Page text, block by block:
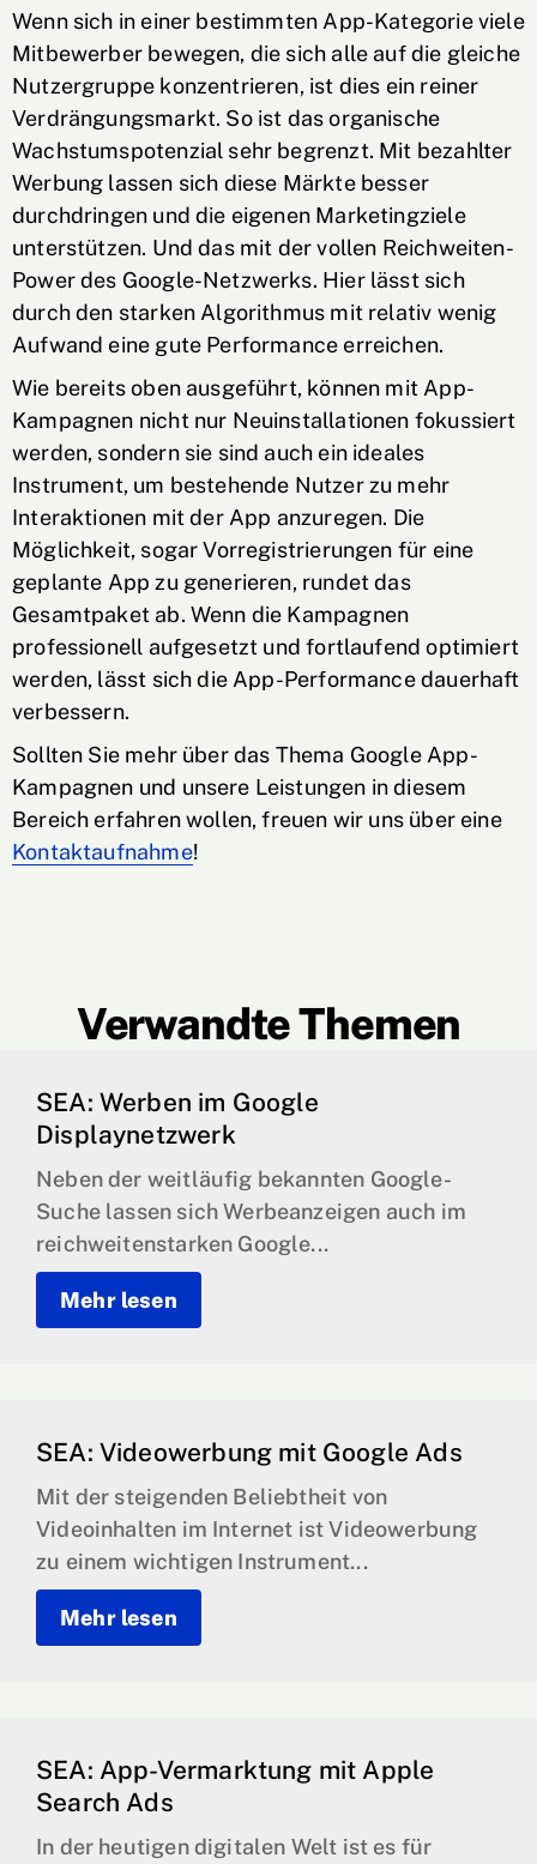
Wenn sich in einer bestimmten App-Kategorie viele
Mitbewerber bewegen, die sich alle auf die gleiche
Nutzergruppe konzentrieren, ist dies ein reiner
Verdrängungsmarkt. So ist das organische
Wachstumspotenzial sehr begrenzt. Mit bezahlter
Werbung lassen sich diese Märkte besser
durchdringen und die eigenen Marketingziele
unterstützen. Und das mit der vollen Reichweiten-
Power des Google-Netzwerks. Hier lässt sich
durch den starken Algorithmus mit relativ wenig
Aufwand eine gute Performance erreichen.
Wie bereits oben ausgeführt, können mit App-
Kampagnen nicht nur Neuinstallationen fokussiert
werden, sondern sie sind auch ein ideales
Instrument, um bestehende Nutzer zu mehr
Interaktionen mit der App anzuregen. Die
Möglichkeit, sogar Vorregistrierungen für eine
geplante App zu generieren, rundet das
Gesamtpaket ab. Wenn die Kampagnen
professionell aufgesetzt und fortlaufend optimiert
werden, lässt sich die App-Performance dauerhaft
verbessern.
Sollten Sie mehr über das Thema Google App-
Kampagnen und unsere Leistungen in diesem
Bereich erfahren wollen, freuen wir uns über eine
Kontaktaufnahme!
Verwandte Themen
SEA: Werben im Google
Displaynetzwerk
Neben der weitläufig bekannten Google-
Suche lassen sich Werbeanzeigen auch im
reichweitenstarken Google...
Mehr lesen
SEA: Videowerbung mit Google Ads
Mit der steigenden Beliebtheit von
Videoinhalten im Internet ist Videowerbung
zu einem wichtigen Instrument...
Mehr lesen
SEA: App-Vermarktung mit Apple
Search Ads
In der heutigen digitalen Welt ist es für